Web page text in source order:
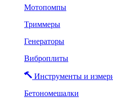
Мотопомпы
Триммеры
Генераторы
Виброплиты
Инструменты и
Бетономешалки